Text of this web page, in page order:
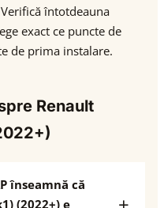
întotdeauna
exact ce puncte de
de prima instalare.
Renault
înseamnă că
(2022+) e